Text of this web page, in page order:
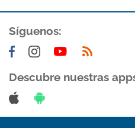
Síguenos:
Descubre nuestras